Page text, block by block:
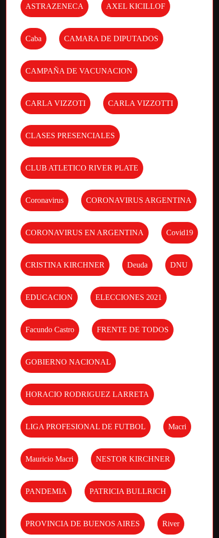
ASTRAZENECA AXEL KICILLOF
Caba CAMARA DE DIPUTADOS
CAMPAÑA DE VACUNACION
CARLA VIZZOTI CARLA VIZZOTTI
CLASES PRESENCIALES
CLUB ATLETICO RIVER PLATE
Coronavirus CORONAVIRUS ARGENTINA
CORONAVIRUS EN ARGENTINA Covid19
CRISTINA KIRCHNER Deuda DNU
EDUCACION ELECCIONES 2021
Facundo Castro FRENTE DE TODOS
GOBIERNO NACIONAL
HORACIO RODRIGUEZ LARRETA
LIGA PROFESIONAL DE FUTBOL Macri
Mauricio Macri NESTOR KIRCHNER
PANDEMIA PATRICIA BULLRICH
PROVINCIA DE BUENOS AIRES River